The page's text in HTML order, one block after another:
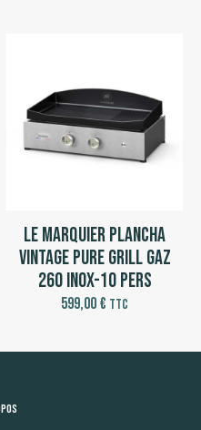
Le Marquier Plancha
Vintage Pure Grill Gaz
260 Inox-10 pers
599,00€ TTC